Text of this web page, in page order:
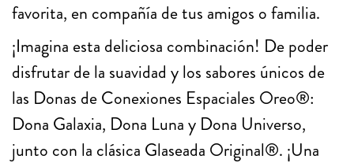
favorita, en compañía de tus amigos o familia.
¡Imagina esta deliciosa combinación! De poder
disfrutar de la suavidad y los sabores únicos de
las Donas de Conexiones Espaciales Oreo®:
Dona Galaxia, Dona Luna y Dona Universo,
junto con la clásica Glaseada Original®. ¡Una